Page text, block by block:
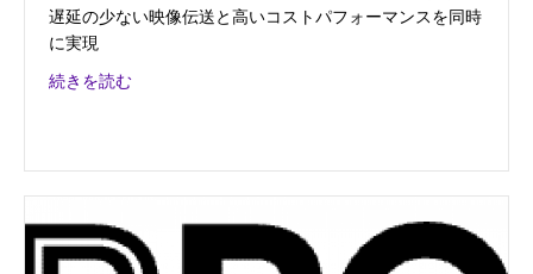
遅延の少ない映像伝送と高いコストパフォーマンスを同時
に実現
続きを読むabout 株式会社テレビ朝日